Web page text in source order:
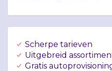
Scherpe tarieven
Uitgebreid
Gratis